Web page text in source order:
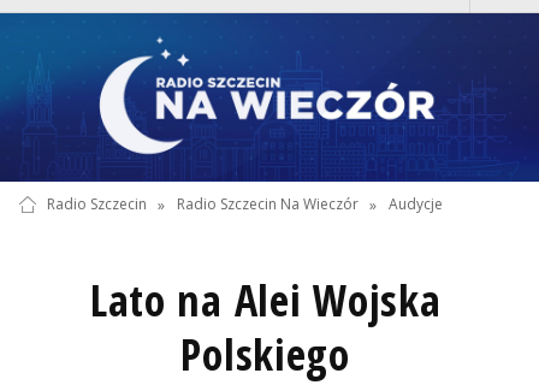
Radio Szczecin » Radio Szczecin Na Wieczór » Audycje
Lato na Alei Wojska
Polskiego